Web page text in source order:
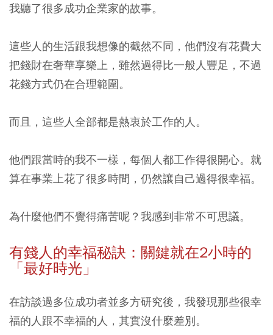
我聽了很多成功企業家的故事。
這些人的生活跟我想像的截然不同，他們沒有花費大
把錢財在奢華享樂上，雖然過得比一般人豐足，不過
花錢方式仍在合理範圍。
而且，這些人全部都是熱衷於工作的人。
他們跟當時的我不一樣，每個人都工作得很開心。就
算在事業上花了很多時間，仍然讓自己過得很幸福。
為什麼他們不覺得痛苦呢？我感到非常不可思議。
有錢人的幸福秘訣：關鍵就在2小時的
「最好時光」
在訪談過多位成功者並多方研究後，我發現那些很幸
福的人跟不幸福的人，其實沒什麼差別。